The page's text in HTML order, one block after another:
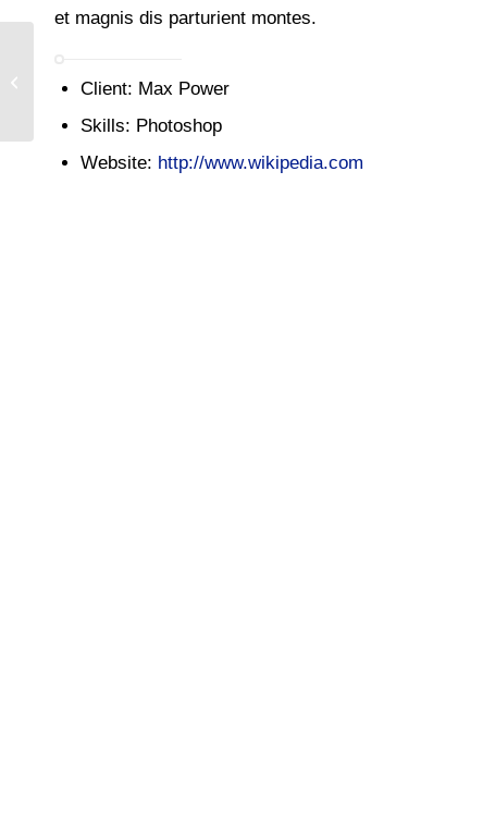
et magnis dis parturient montes.
Client: Max Power
Skills: Photoshop
Website: http://www.wikipedia.com
Single Portfolio: Fullscreen Slider